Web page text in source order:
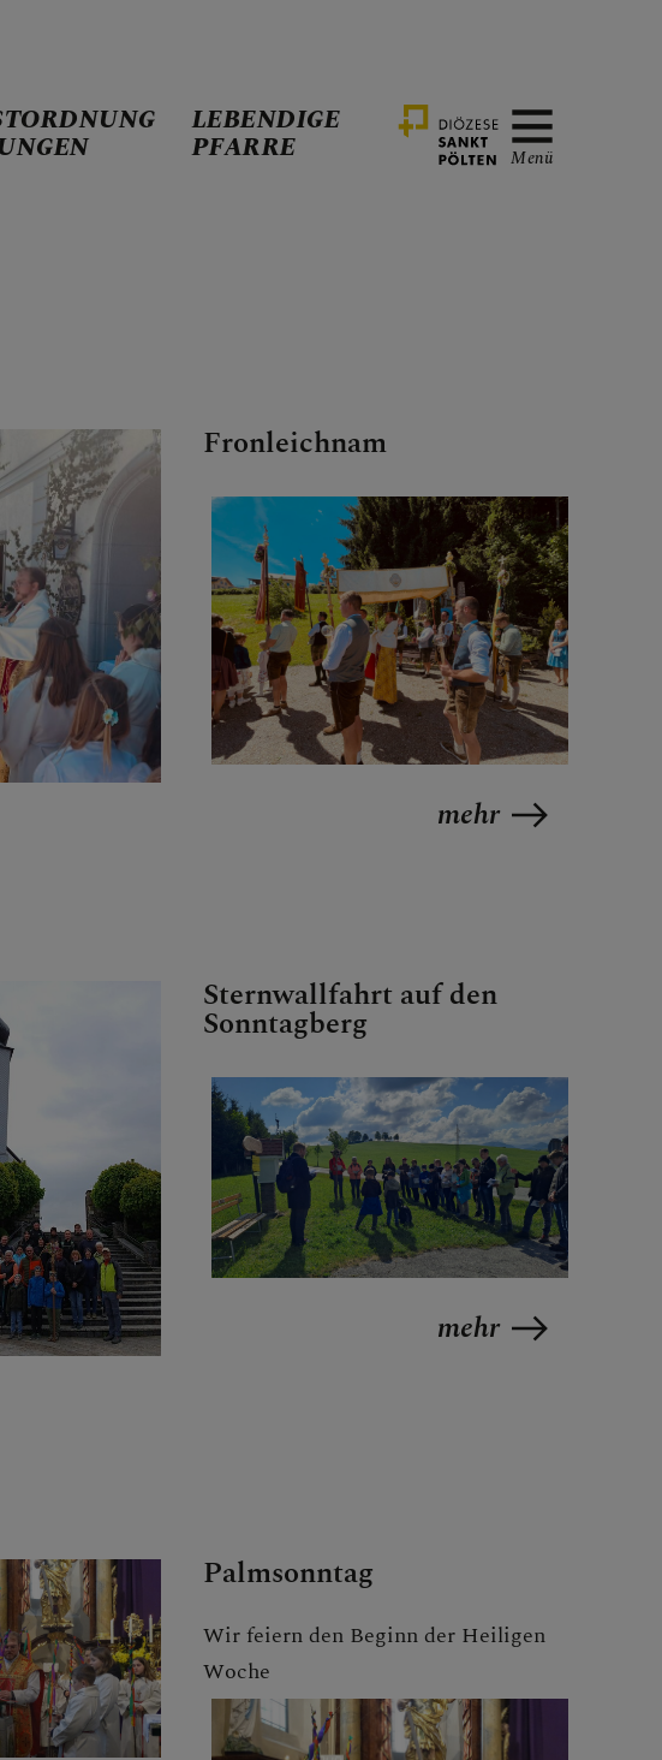
LEBENDIGE
PFARRE Menü
Fronleichnam
mehr
Sternwallfahrt auf den
Sonntagberg
mehr
Palmsonntag
Wir feiern den Beginn der Heiligen
Woche